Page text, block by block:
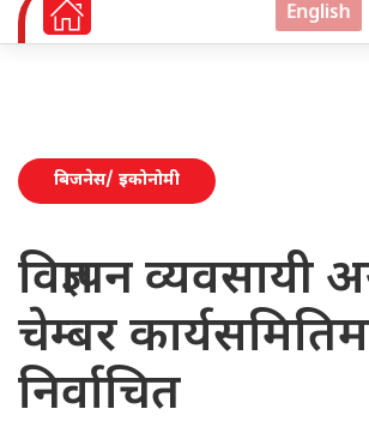
English
बिजनेस/ इकोनोमी
विज्ञापन व्यवसायी
चेम्बर
निर्वाचित